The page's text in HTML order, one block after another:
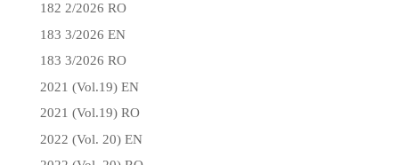
182 2/2026 RO
183 3/2026 EN
183 3/2026 RO
2021 (Vol.19) EN
2021 (Vol.19) RO
2022 (Vol. 20) EN